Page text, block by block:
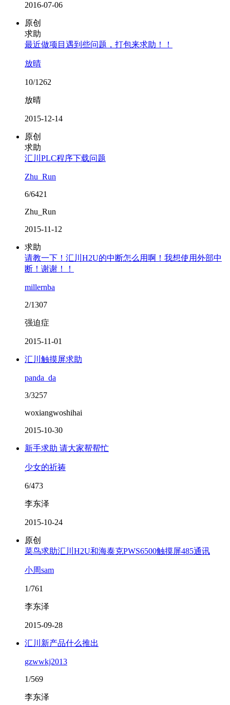
2016-07-06
原创
求助
最近做项目遇到些问题，打包来求助！！
放晴
10/1262
放晴
2015-12-14
原创
求助
汇川PLC程序下载问题
Zhu_Run
6/6421
Zhu_Run
2015-11-12
求助
请教一下！汇川H2U的中断怎么用啊！我想使用外部中
断！谢谢！！
millernba
2/1307
强迫症
2015-11-01
汇川触摸屏求助
panda_da
3/3257
woxiangwoshihai
2015-10-30
新手求助 请大家帮帮忙
少女的祈祷
6/473
李东泽
2015-10-24
原创
菜鸟求助汇川H2U和海泰克PWS6500触摸屏485通讯
小周sam
1/761
李东泽
2015-09-28
汇川新产品什么推出
gzwwkj2013
1/569
李东泽